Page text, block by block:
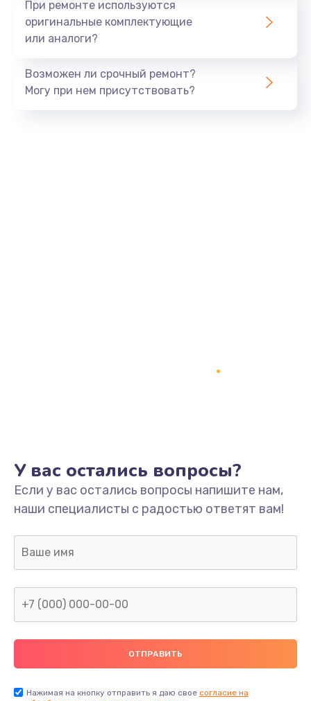
При ремонте используются
оригинальные комплектующие
или аналоги?
Возможен ли срочный ремонт?
Могу при нем присутствовать?
У вас остались вопросы?
Если у вас остались вопросы напишите нам,
наши специалисты с радостью ответят вам!
Нажимая на кнопку отправить я даю свое согласие на